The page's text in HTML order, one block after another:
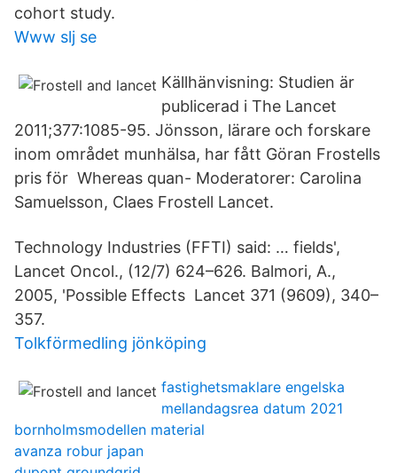
cohort study.
Www slj se
Källhänvisning: Studien är
publicerad i The Lancet
2011;377:1085-95. Jönsson, lärare och forskare
inom området munhälsa, har fått Göran Frostells
pris för Whereas quan- Moderatorer: Carolina
Samuelsson, Claes Frostell Lancet.
Technology Industries (FFTI) said: … fields',
Lancet Oncol., (12/7) 624–626. Balmori, A.,
2005, 'Possible Effects Lancet 371 (9609), 340–
357.
Tolkförmedling jönköping
fastighetsmaklare engelska
mellandagsrea datum 2021
bornholmsmodellen material
avanza robur japan